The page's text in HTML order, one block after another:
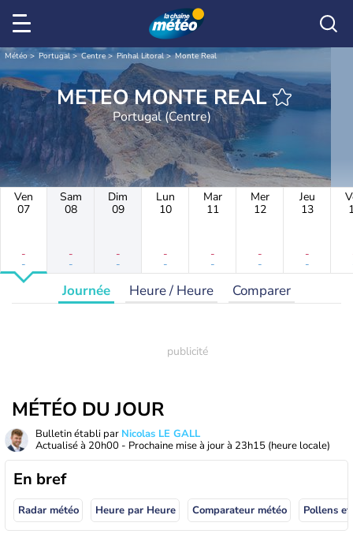
Météo Portugal Centre Pinhal Litoral Monte Real
METEO MONTE REAL
Portugal (Centre)
Ven
07
-
-
Sam
08
-
-
Dim
09
-
-
Lun
10
-
-
Mar
11
-
-
Mer
12
-
-
Jeu
13
-
-
Journée Heure / Heure Comparer
MÉTÉO DU JOUR
Bulletin établi par Nicolas LE GALL
Actualisé à 20h00 - Prochaine mise à jour à 23h15 (heure locale)
En bref
Radar météo Heure par Heure Comparateur météo Pollens